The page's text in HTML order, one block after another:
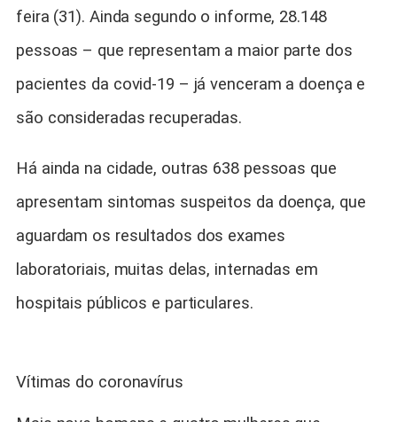
feira (31). Ainda segundo o informe, 28.148
pessoas – que representam a maior parte dos
pacientes da covid-19 – já venceram a doença e
são consideradas recuperadas.
Há ainda na cidade, outras 638 pessoas que
apresentam sintomas suspeitos da doença, que
aguardam os resultados dos exames
laboratoriais, muitas delas, internadas em
hospitais públicos e particulares.
Vítimas do coronavírus